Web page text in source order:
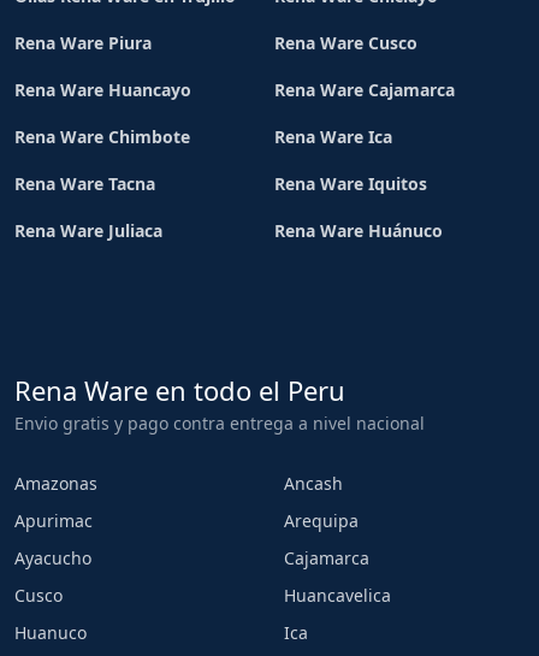
Rena Ware Piura Rena Ware Cusco
Rena Ware Huancayo Rena Ware Cajamarca
Rena Ware Chimbote Rena Ware Ica
Rena Ware Tacna Rena Ware Iquitos
Rena Ware Juliaca Rena Ware Huánuco
Rena Ware en todo el Peru
Envio gratis y pago contra entrega a nivel nacional
Amazonas
Ancash
Apurimac
Arequipa
Ayacucho
Cajamarca
Cusco
Huancavelica
Huanuco
Ica